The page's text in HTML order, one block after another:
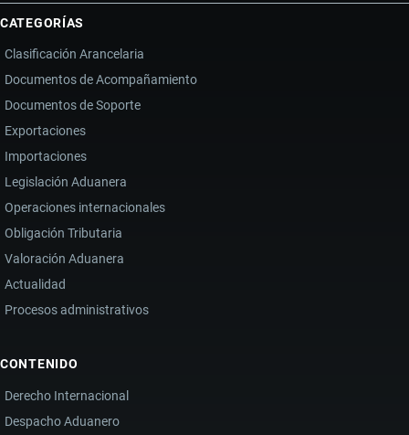
CATEGORÍAS
Clasificación Arancelaria
Documentos de Acompañamiento
Documentos de Soporte
Exportaciones
Importaciones
Legislación Aduanera
Operaciones internacionales
Obligación Tributaria
Valoración Aduanera
Actualidad
Procesos administrativos
CONTENIDO
Derecho Internacional
Despacho Aduanero